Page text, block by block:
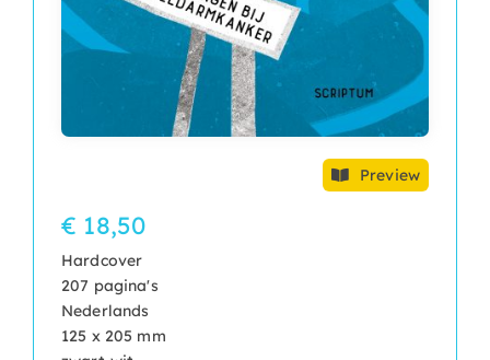
Preview
€ 18,50
Hardcover
207 pagina's
Nederlands
125 x 205 mm